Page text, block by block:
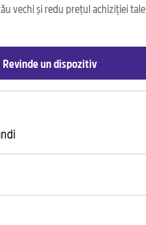
vechi și redu prețul achiziției tale
Revinde un dispozitiv